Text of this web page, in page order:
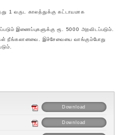
1 வருட காலத்துக்கு கட்டாயமாக
இணைப்புகளுக்கு ரூ. 5000 அறவிடப்படும்.
நீங்கலானவை. இச்சேவையை வாங்கும்போது
Download
Download